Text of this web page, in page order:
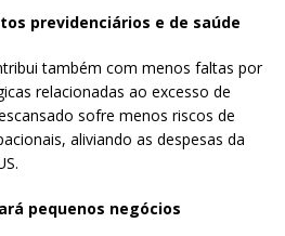
previdenciários e de saúde
também com menos faltas por
relacionadas ao excesso de
sofre menos riscos de
aliviando as despesas da
pequenos negócios